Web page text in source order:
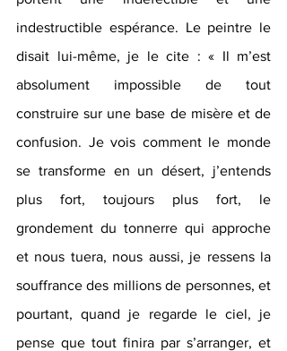
indestructible espérance. Le peintre le
disait lui-même, je le cite : « Il m’est
absolument impossible de tout
construire sur une base de misère et de
confusion. Je vois comment le monde
se transforme en un désert, j’entends
plus fort, toujours plus fort, le
grondement du tonnerre qui approche
et nous tuera, nous aussi, je ressens la
souffrance des millions de personnes, et
pourtant, quand je regarde le ciel, je
pense que tout finira par s’arranger, et